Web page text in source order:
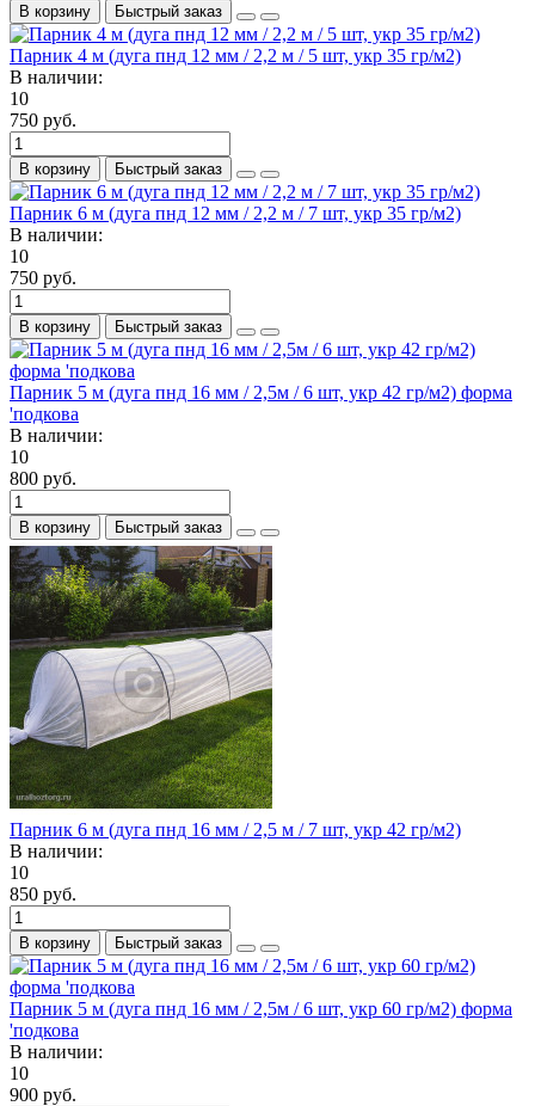
В корзину Быстрый заказ
Парник 4 м (дуга пнд 12 мм / 2,2 м / 5 шт, укр 35 гр/м2)
В наличии:
10
750 руб.
В корзину Быстрый заказ
Парник 6 м (дуга пнд 12 мм / 2,2 м / 7 шт, укр 35 гр/м2)
В наличии:
10
750 руб.
В корзину Быстрый заказ
Парник 5 м (дуга пнд 16 мм / 2,5м / 6 шт, укр 42 гр/м2) форма
'подкова
В наличии:
10
800 руб.
В корзину Быстрый заказ
Парник 6 м (дуга пнд 16 мм / 2,5 м / 7 шт, укр 42 гр/м2)
В наличии:
10
850 руб.
В корзину Быстрый заказ
Парник 5 м (дуга пнд 16 мм / 2,5м / 6 шт, укр 60 гр/м2) форма
'подкова
В наличии:
10
900 руб.